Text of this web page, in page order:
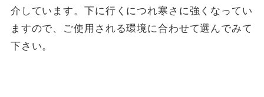
介しています。下に行くにつれ寒さに強くなってい
ますので、ご使用される環境に合わせて選んでみて
下さい。